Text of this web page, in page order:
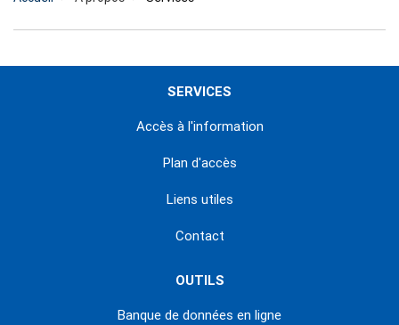
SERVICES
Accès à l'information
Plan d'accès
Liens utiles
Contact
OUTILS
Banque de données en ligne